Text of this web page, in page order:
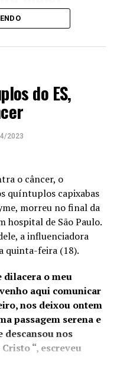
em valor
de
Brasil.
é
e
no
em
o Porto
data de
para
os
35
e a
da
do ES,
2023
o câncer, o
quíntuplos capixabas
morreu no final da
hospital de São Paulo.
a influenciadora
quinta-feira (18).
dilacera o meu
aqui comunicar
nos deixou ontem
passagem serena e
nos
“, escreveu